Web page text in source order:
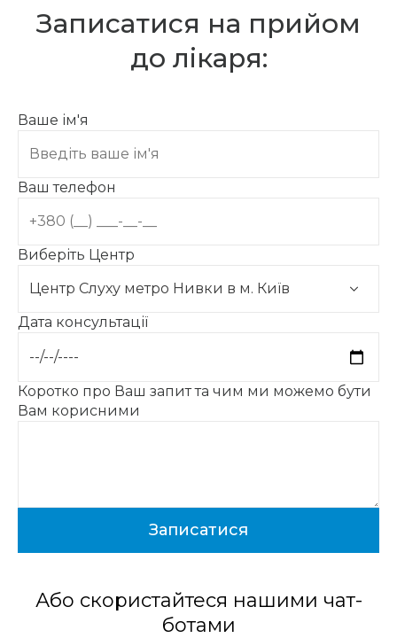
Записатися на прийом
до лікаря:
Ваше ім'я
Ваш телефон
Виберіть Центр
Дата консультації
Коротко про Ваш запит та чим ми можемо бути
Вам корисними
Або скористайтеся нашими чат-
ботами